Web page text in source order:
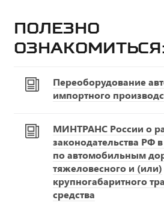
Полезно
Переоборудование
импортного
МИНТРАНС России о
законодательства РФ
по автомобильным
тяжеловесного и (или)
крупногабаритного
средства